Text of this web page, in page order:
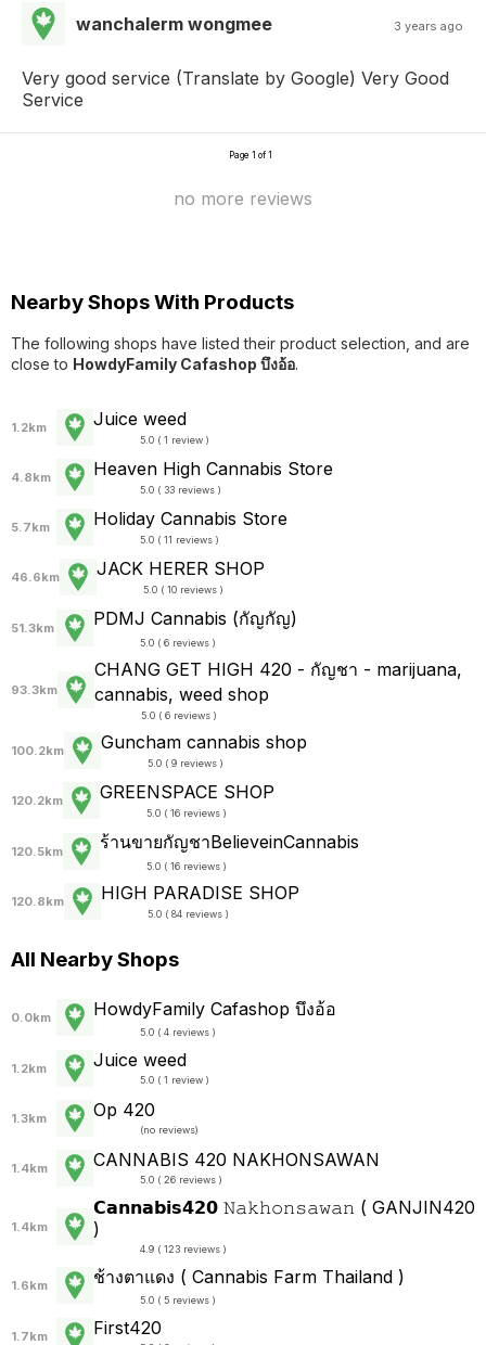
wanchalerm wongmee 3 years ago
Very good service (Translate by Google) Very Good
Service
Page 1 of 1
no more reviews
Nearby Shops With Products
The following shops have listed their product selection, and are
close to HowdyFamily Cafashop บึงอ้อ.
1.2km Juice weed
5.0 ( 1 review )
4.8km Heaven High Cannabis Store
5.0 ( 33 reviews )
5.7km Holiday Cannabis Store
5.0 ( 11 reviews )
46.6km JACK HERER SHOP
5.0 ( 10 reviews )
51.3km PDMJ Cannabis (กัญกัญ)
5.0 ( 6 reviews )
93.3km
CHANG GET HIGH 420 - กัญชา - marijuana,
cannabis, weed shop
5.0 ( 6 reviews )
100.2km Guncham cannabis shop
5.0 ( 9 reviews )
120.2km GREENSPACE SHOP
5.0 ( 16 reviews )
120.5km ร้านขายกัญชาBelieveinCannabis
5.0 ( 16 reviews )
120.8km HIGH PARADISE SHOP
5.0 ( 84 reviews )
All Nearby Shops
0.0km HowdyFamily Cafashop บึงอ้อ
5.0 ( 4 reviews )
1.2km Juice weed
5.0 ( 1 review )
1.3km Op 420
(no reviews)
1.4km CANNABIS 420 NAKHONSAWAN
5.0 ( 26 reviews )
1.4km
𝗖𝗮𝗻𝗻𝗮𝗯𝗶𝘀𝟰𝟮𝟬 𝙽𝚊𝚔𝚑𝚘𝚗𝚜𝚊𝚠𝚊𝚗 ( GANJIN420
)
4.9 ( 123 reviews )
1.6km ช้างตาแดง ( Cannabis Farm Thailand )
5.0 ( 5 reviews )
1.7km First420